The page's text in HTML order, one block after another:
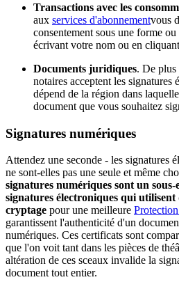
Transactions avec les
aux services d'abonnementvous
consentement sous une forme
écrivant votre nom ou en
Documents juridiques. De plus
notaires acceptent les signatures
dépend de la région dans
document que vous souhaitez
Signatures numériques
Attendez une seconde - les signatures
ne sont-elles pas une seule et même
signatures numériques sont un sous-
signatures électroniques qui utilisent
cryptage pour une meilleure
garantissent l'authenticité d'un
numériques. Ces certificats sont
que l'on voit tant dans les pièces de
altération de ces sceaux invalide la
document tout entier.